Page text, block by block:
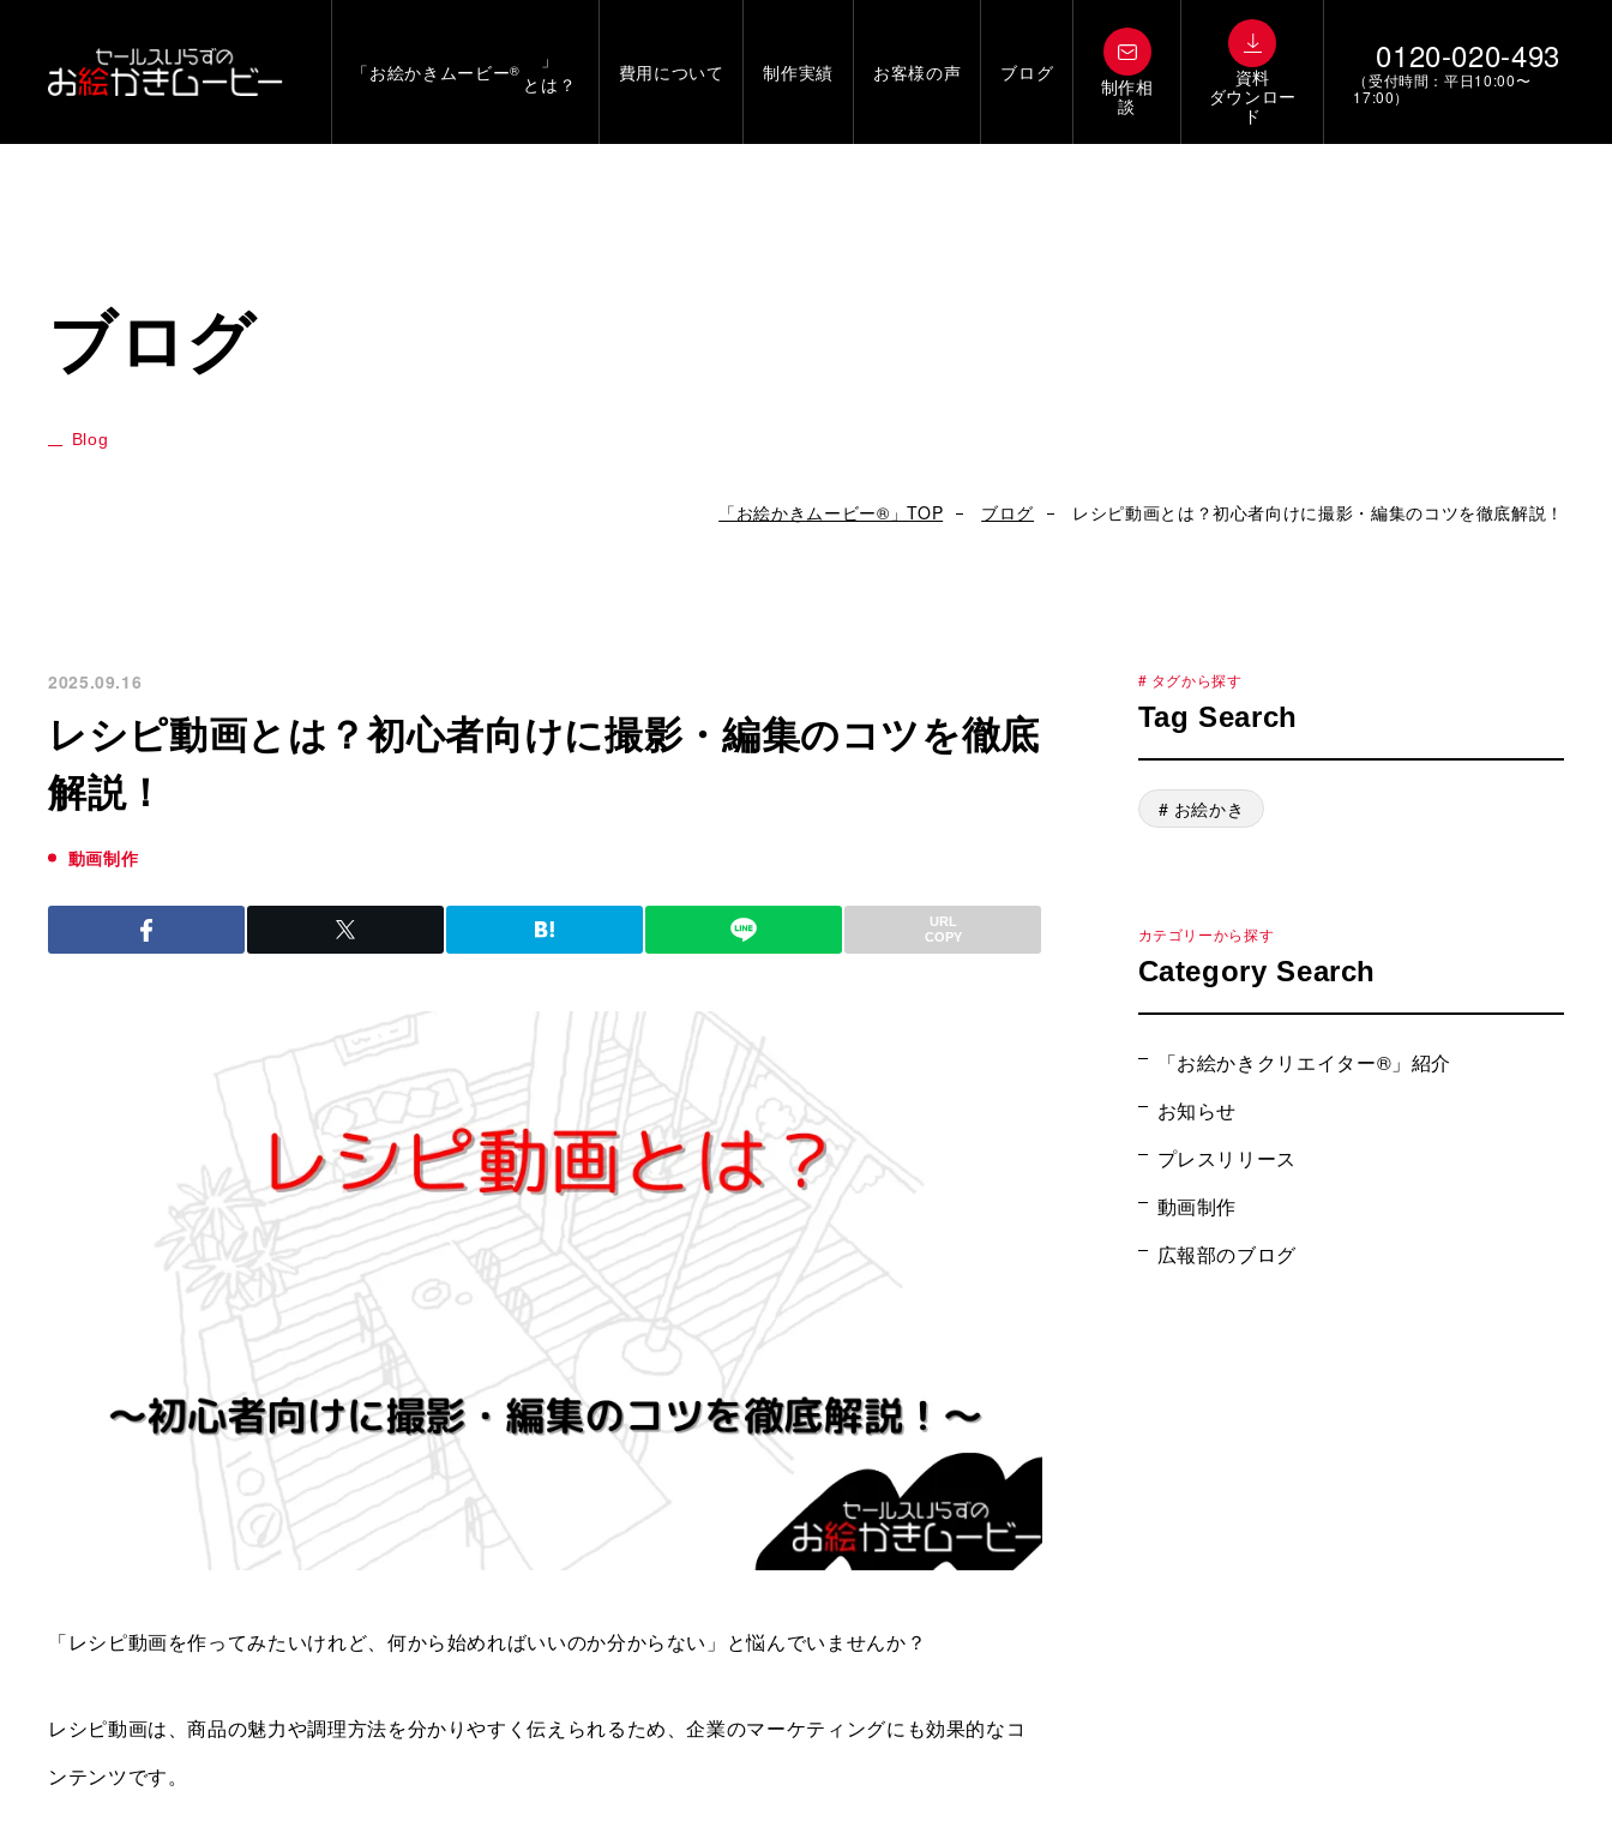
「お絵かきムービー®
」
とは？
費用について 制作実績 お客様の声 ブログ
制作相
談
資料
ダウンロー
ド
0120-020-493
（受付時間：平日10:00〜
17:00）
ブログ
Blog
「お絵かきムービー®」TOP ブログ レシピ動画とは？初心者向けに撮影・編集のコツを徹底解説！
2025.09.16
レシピ動画とは？初心者向けに撮影・編集のコツを徹底
解説！
動画制作
URL
COPY
「レシピ動画を作ってみたいけれど、何から始めればいいのか分からない」と悩んでいませんか？
レシピ動画は、商品の魅力や調理方法を分かりやすく伝えられるため、企業のマーケティングにも効果的なコ
ンテンツです。
# タグから探す
Tag Search
# お絵かき
カテゴリーから探す
Category Search
「お絵かきクリエイター®」紹介
お知らせ
プレスリリース
動画制作
広報部のブログ